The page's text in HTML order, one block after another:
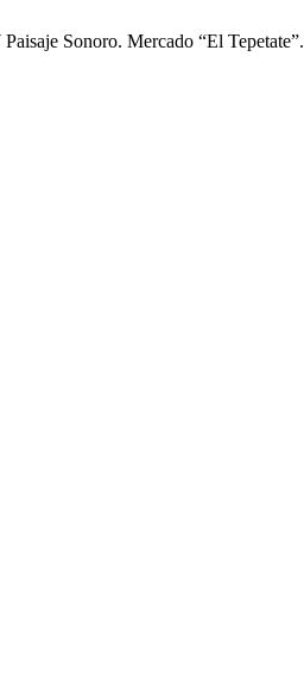
Sonoro. Mercado “El Tepetate”.